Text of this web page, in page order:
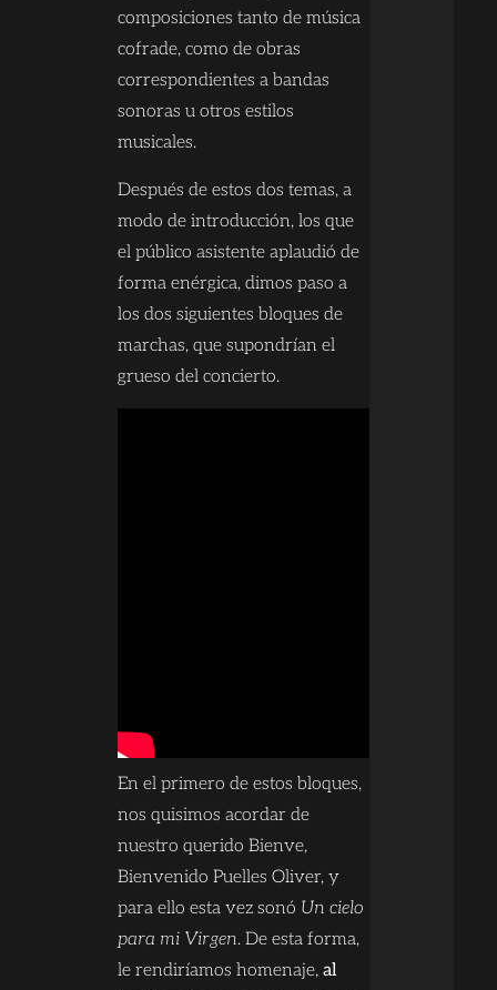
composiciones tanto de música
cofrade, como de obras
correspondientes a bandas
sonoras u otros estilos
musicales.
Después de estos dos temas, a
modo de introducción, los que
el público asistente aplaudió de
forma enérgica, dimos paso a
los dos siguientes bloques de
marchas, que supondrían el
grueso del concierto.
En el primero de estos bloques,
nos quisimos acordar de
nuestro querido Bienve,
Bienvenido Puelles Oliver, y
para ello esta vez sonó Un cielo
para mi Virgen. De esta forma,
le rendiríamos homenaje,al